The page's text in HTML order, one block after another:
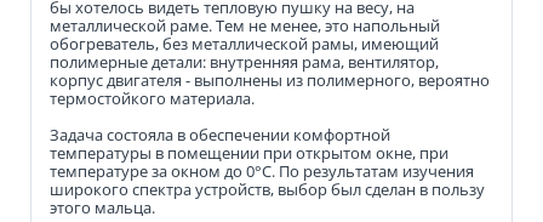
бы хотелось видеть тепловую пушку на весу, на
металлической раме. Тем не менее, это напольный
обогреватель, без металлической рамы, имеющий
полимерные детали: внутренняя рама, вентилятор,
корпус двигателя - выполнены из полимерного, вероятно
термостойкого материала.
Задача состояла в обеспечении комфортной
температуры в помещении при открытом окне, при
температуре за окном до 0°C. По результатам изучения
широкого спектра устройств, выбор был сделан в пользу
этого мальца.